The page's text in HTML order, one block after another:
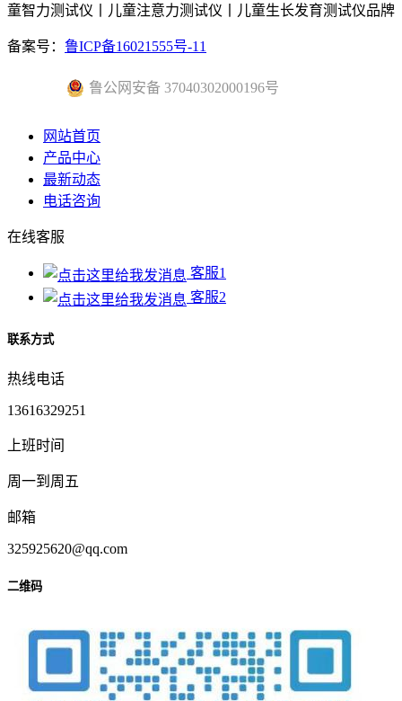
童智力测试仪丨儿童注意力测试仪丨儿童生长发育测试仪品牌
备案号： 鲁ICP备16021555号-11
鲁公网安备 37040302000196号
网站首页
产品中心
最新动态
电话咨询
在线客服
客服1
客服2
联系方式
热线电话
13616329251
上班时间
周一到周五
邮箱
325925620@qq.com
二维码